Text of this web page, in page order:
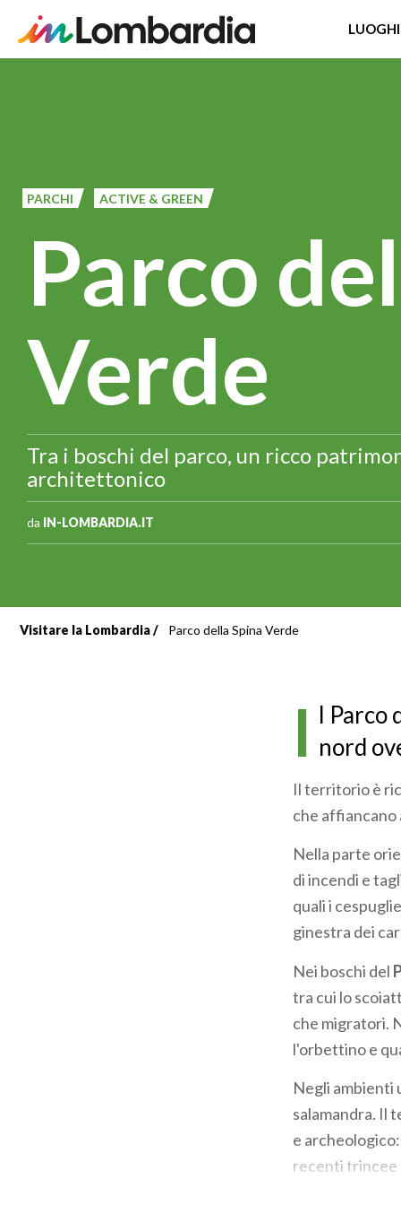
LUOGHI
PARCHI ACTIVE & GREEN
Parco
Verde
Tra i boschi del parco, un ricco
architettonico
da IN-LOMBARDIA.IT
Visitare la Lombardia Parco della Spina Verde
I l Parco
nord
Il territorio è
che affiancano
Nella parte
di incendi e
quali i
ginestra dei
Nei boschi del
tra cui lo
che migratori.
l'orbettino e
Negli ambienti
salamandra. Il
e
recenti trincee